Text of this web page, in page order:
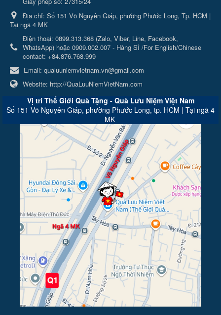
Địa chỉ: Số 151 Võ Nguyên Giáp, phường Phước Long, Tp. HCM |
Tại ngã 4 MK
Điện thoại: 0899.313.368 (Zalo, Viber, Line, Facebook,
WhatsApp) hoặc 0909.002.007 - Hàng Sỉ /For English/Chinese
contact: +84.876.768.999
Email: qualuuniemvietnam.vn@gmail.com
Website: http://QuaLuuNiemVietNam.com
Vị trí Thế Giới Quà Tặng - Quà Lưu Niệm Việt Nam
Số 151 Võ Nguyên Giáp, phường Phước Long, tp. HCM | Tại ngã 4
MK